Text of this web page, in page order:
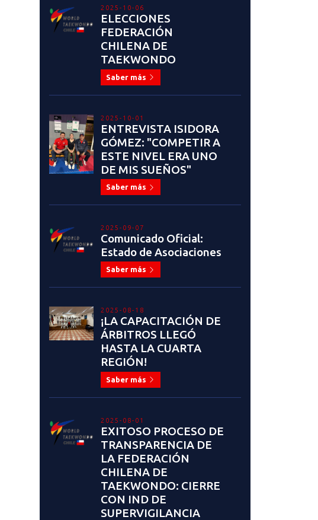
2025-10-06
ELECCIONES
FEDERACIÓN
CHILENA DE
TAEKWONDO
Saber más
2025-10-01
ENTREVISTA ISIDORA
GÓMEZ: "COMPETIR A
ESTE NIVEL ERA UNO
DE MIS SUEÑOS"
Saber más
2025-09-07
Comunicado Oficial:
Estado de Asociaciones
Saber más
2025-08-18
¡LA CAPACITACIÓN DE
ÁRBITROS LLEGÓ
HASTA LA CUARTA
REGIÓN!
Saber más
2025-08-01
EXITOSO PROCESO DE
TRANSPARENCIA DE
LA FEDERACIÓN
CHILENA DE
TAEKWONDO: CIERRE
CON IND DE
SUPERVIGILANCIA